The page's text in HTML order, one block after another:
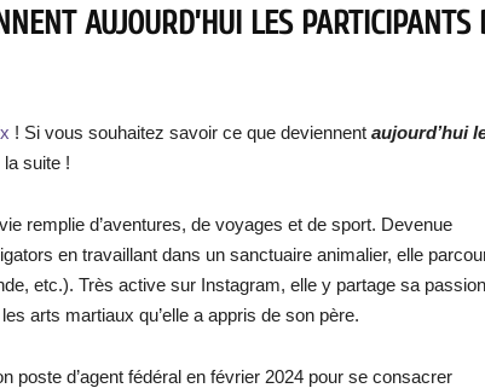
AUJOURD’HUI LES PARTICIPANTS
! Si vous souhaitez savoir ce que deviennent aujourd’hui
la suite !
remplie d’aventures, de voyages et de sport. Devenue
en travaillant dans un sanctuaire animalier, elle
etc.). Très active sur Instagram, elle y partage sa passion
arts martiaux qu’elle a appris de son père.
poste d’agent fédéral en février 2024 pour se consacrer